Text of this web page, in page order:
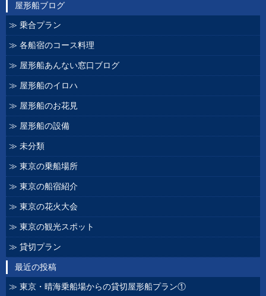
屋形船ブログ
乗合プラン
各船宿のコース料理
屋形船あんない窓口ブログ
屋形船のイロハ
屋形船のお花見
屋形船の設備
未分類
東京の乗船場所
東京の船宿紹介
東京の花火大会
東京の観光スポット
貸切プラン
最近の投稿
東京・晴海乗船場からの貸切屋形船プラン①